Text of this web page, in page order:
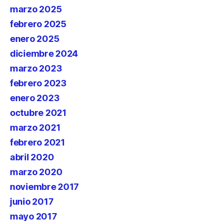
marzo 2025
febrero 2025
enero 2025
diciembre 2024
marzo 2023
febrero 2023
enero 2023
octubre 2021
marzo 2021
febrero 2021
abril 2020
marzo 2020
noviembre 2017
junio 2017
mayo 2017